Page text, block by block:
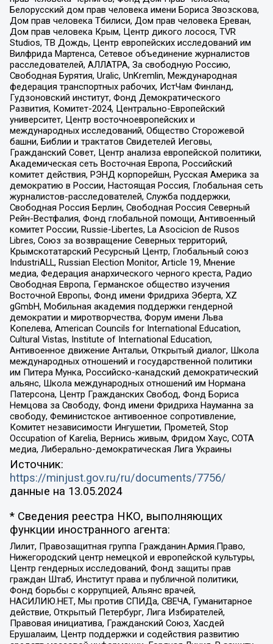
Белорусский дом прав человека имени Бориса Звозскова,
Дом прав человека Тбилиси, Дом прав человека Ереван,
Дом прав человека Крым, Центр дикого лосося, TVR
Studios, ТВ Дождь, Центр европейских исследований им
Вилфрида Мартенса, Сетевое объединение журналистов
расследователей, АЛЛАТРА, За свободную Россию,
Свободная Бурятия, Uralic, UnKremlin, Международная
федерация транспортных рабочих, ИстЧам Финланд,
Гудзоновский институт, Фонд Демократического
Развития, Комитет-2024, Центрально-Европейский
университет, Центр восточноевропейских и
международных исследований, Общество Сторожевой
башни, Библии и трактатов Свидетелей Иеговы,
Гражданский Совет, Центр анализа европейской политики,
Академическая сеть Восточная Европа, Российский
комитет действия, РЭНД корпорейшн, Русская Америка за
демократию в России, Настоящая Россия, Глобальная сеть
журналистов-расследователей, Служба поддержки,
Свободная Россия Берлин, Свободная Россия Северный
Рейн-Вестфалия, Фонд глобальной помощи, Антивоенный
комитет России, Russie-Libertes, La Asocicion de Rusos
Libres, Союз за возвращение Северных территорий,
Крымскотатарский Ресурсный Центр, Глобальный союз
IndustriALL, Russian Election Monitor, Article 19, Мнение
медиа, Федерация анархического черного креста, Радио
Свободная Европа, Германское общество изучения
Восточной Европы, Фонд имени Фридриха Эберта, XZ
gGmbH, Мобильная академия поддержки гендерной
демократии и миротворчества, Форум имени Льва
Копелева, American Councils for International Education,
Cultural Vistas, Institute of International Education,
Антивоенное движение Антальи, Открытый диалог, Школа
международных отношений и государственной политики
им Питера Мунка, Российско-канадский демократический
альянс, Школа международных отношений им Нормана
Патерсона, Центр Гражданских Свобод, Фонд Бориса
Немцова за Свободу, Фонд имени Фридриха Науманна за
свободу, Феминистское антивоенное сопротивление,
Комитет независимости Ингушетии, Прометей, Stop
Occupation of Karelia, Вернись живым, Фридом Хаус, СОТА
медиа, Либерально-демократическая Лига Украины
Источник:
https://minjust.gov.ru/ru/documents/7756/
данные на 13.05.2024
* Сведения реестра НКО, выполняющих
функции иностранного агента:
Лилит, Правозащитная группа Гражданин.Армия.Право,
Нижегородский центр немецкой и европейской культуры,
Центр гендерных исследований, Фонд защиты прав
граждан Штаб, Институт права и публичной политики,
Фонд борьбы с коррупцией, Альянс врачей,
НАСИЛИЮ.НЕТ, Мы против СПИДа, СВЕЧА, Гуманитарное
действие, Открытый Петербург, Лига Избирателей,
Правовая инициатива, Гражданский Союз, Хасдей
Ерушалаим, Центр поддержки и содействия развитию